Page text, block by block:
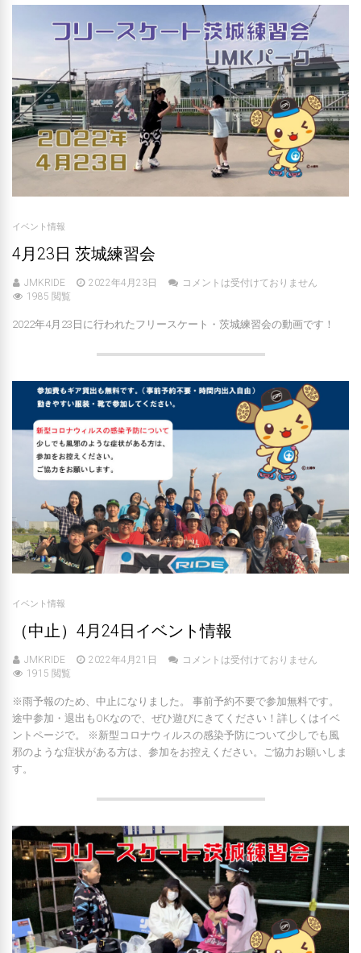
イベント情報
4月23日 茨城練習会
JMKRIDE 2022年4月23日
コメントは受付けておりません
1985 閲覧
2022年4月23日に行われたフリースケート・茨城練習会の動画です！
イベント情報
（中止）4月24日イベント情報
JMKRIDE 2022年4月21日
コメントは受付けておりません
1915 閲覧
※雨予報のため、中止になりました。 事前予約不要で参加無料です。
途中参加・退出もOKなので、ぜひ遊びにきてください！詳しくはイベ
ントページで。 ※新型コロナウィルスの感染予防について少しでも風
邪のような症状がある方は、参加をお控えください。ご協力お願いしま
す。